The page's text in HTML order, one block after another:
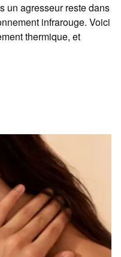
un agresseur reste dans
infrarouge. Voici
thermique, et